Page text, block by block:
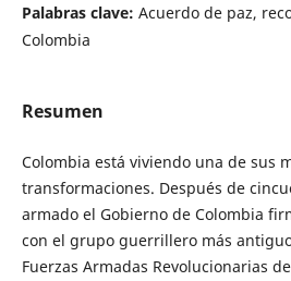
Palabras clave: Acuerdo de paz,
Colombia
Resumen
Colombia está viviendo una de sus
transformaciones. Después de
armado el Gobierno de Colombia
con el grupo guerrillero más
Fuerzas Armadas Revolucionarias